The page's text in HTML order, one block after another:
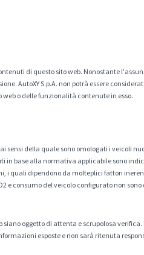
di questo sito web. Nonostante
AutoXY S.p.A. non potrà essere
o delle funzionalità contenute in esso.
della quale sono omologati i veicoli
base alla normativa applicabile sono
i quali dipendono da molteplici fattori
consumo del veicolo configurato non
siano oggetto di attenta e scrupolosa
esposte e non sarà ritenuta